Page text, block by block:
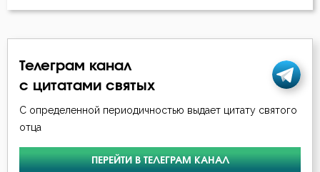
Плоть
Покаяние
Пост
Илия Екдик
Иоанн Златоуст
Иоанн Лествичник
Исаак Сирин Ниневийский
Телеграм канал
с цитатами святых
С определенной периодичностью выдает цитату святого
отца
ПЕРЕЙТИ В ТЕЛЕГРАМ КАНАЛ